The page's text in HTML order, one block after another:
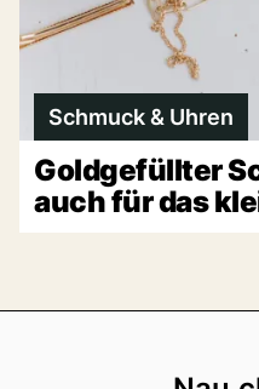
Schmuck & Uhren
Goldgefüllter
auch für das